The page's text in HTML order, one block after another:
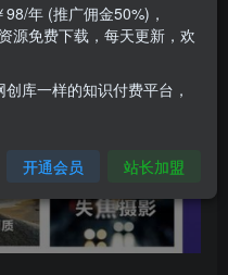
年 (推广佣金50%)，
源免费下载，每天更新，欢
库一样的知识付费平台，
开通会员 站长加盟